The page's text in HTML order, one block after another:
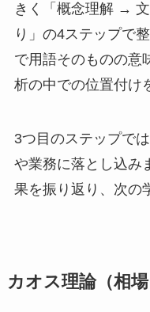
きく「概念理解 →
り」の4ステップで
で用語そのものの意
析の中での位置付け
3つ目のステップで
や業務に落とし込み
果を振り返り、次の
カオス理論（相